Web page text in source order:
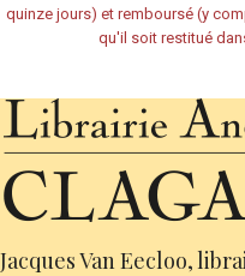
quinze jours) et remboursé (y
qu'il soit restitué
Jacques Van Eecloo,